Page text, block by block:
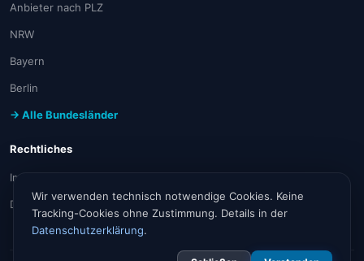
Anbieter nach PLZ
NRW
Bayern
Berlin
→ Alle Bundesländer
Rechtliches
Impressum
Datenschutz
Wir verwenden technisch notwendige Cookies. Keine
Tracking-Cookies ohne Zustimmung. Details in der
Datenschutzerklärung.